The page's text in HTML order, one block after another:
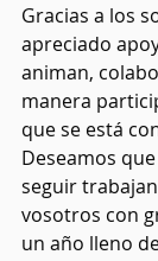
Gracias a los
apreciado
animan,
manera
que se está
Deseamos
seguir
vosotros con
un año lleno